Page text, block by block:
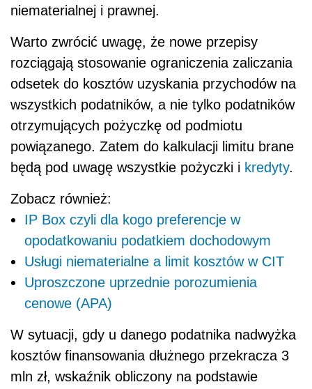
niematerialnej i prawnej.
Warto zwrócić uwagę, że nowe przepisy
rozciągają stosowanie ograniczenia zaliczania
odsetek do kosztów uzyskania przychodów na
wszystkich podatników, a nie tylko podatników
otrzymujących pożyczkę od podmiotu
powiązanego. Zatem do kalkulacji limitu brane
będą pod uwagę wszystkie pożyczki i kredyty.
Zobacz również:
IP Box czyli dla kogo preferencje w
opodatkowaniu podatkiem dochodowym
Usługi niematerialne a limit kosztów w CIT
Uproszczone uprzednie porozumienia
cenowe (APA)
W sytuacji, gdy u danego podatnika nadwyżka
kosztów finansowania dłużnego przekracza 3
mln zł, wskaźnik obliczony na podstawie